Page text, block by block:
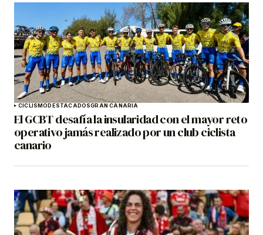
CICLISMODESTACADOSGRAN CANARIA
El GCBT desafía la insularidad con el mayor reto
operativo jamás realizado por un club ciclista
canario